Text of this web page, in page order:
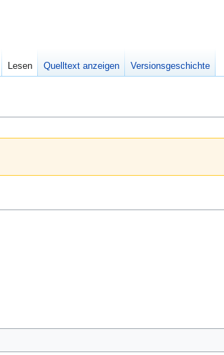
Lesen Quelltext anzeigen Versionsgeschichte